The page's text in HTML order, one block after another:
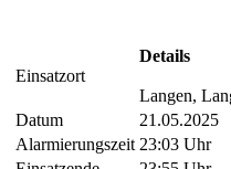
Einsatzort
Details
Langen,
Datum
21.05.2025
Alarmierungszeit 23:03 Uhr